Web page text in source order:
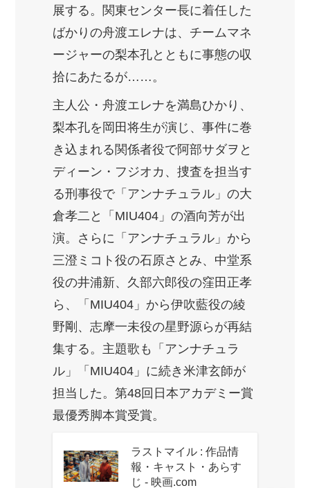
展する。関東センター長に着任した
ばかりの舟渡エレナは、チームマネ
ージャーの梨本孔とともに事態の収
拾にあたるが……。
主人公・舟渡エレナを満島ひかり、
梨本孔を岡田将生が演じ、事件に巻
き込まれる関係者役で阿部サダヲと
ディーン・フジオカ、捜査を担当す
る刑事役で「アンナチュラル」の大
倉孝二と「MIU404」の酒向芳が出
演。さらに「アンナチュラル」から
三澄ミコト役の石原さとみ、中堂系
役の井浦新、久部六郎役の窪田正孝
ら、「MIU404」から伊吹藍役の綾
野剛、志摩一未役の星野源らが再結
集する。主題歌も「アンナチュラ
ル」「MIU404」に続き米津玄師が
担当した。第48回日本アカデミー賞
最優秀脚本賞受賞。
ラストマイル : 作品情
報・キャスト・あらす
じ - 映画.com